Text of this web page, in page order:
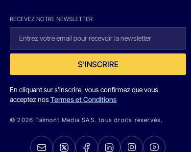
RECEVEZ NOTRE NEWSLETTER
S'INSCRIRE
En cliquant sur s'inscrire, vous confirmez que vous
acceptez nosTermes et Conditions
© 2026 Talmont Media SAS. tous droits réservés.